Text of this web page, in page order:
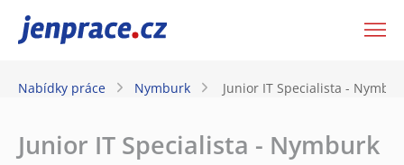
JenPráce.cz
Nabídky práce Nymburk Junior IT Specialista -
Junior IT Specialista - Nymburk